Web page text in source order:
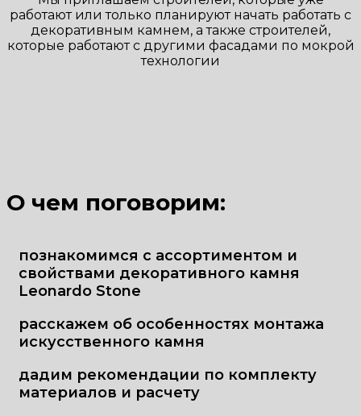
работают или только планируют начать работать с
декоративным камнем, а также строителей,
которые работают с другими фасадами по мокрой
технологии
О чем поговорим:
познакомимся с ассортиментом и
свойствами декоративного камня
Leonardo Stone
расскажем об особенностях монтажа
искусственного камня
дадим рекомендации по комплекту
материалов и расчету